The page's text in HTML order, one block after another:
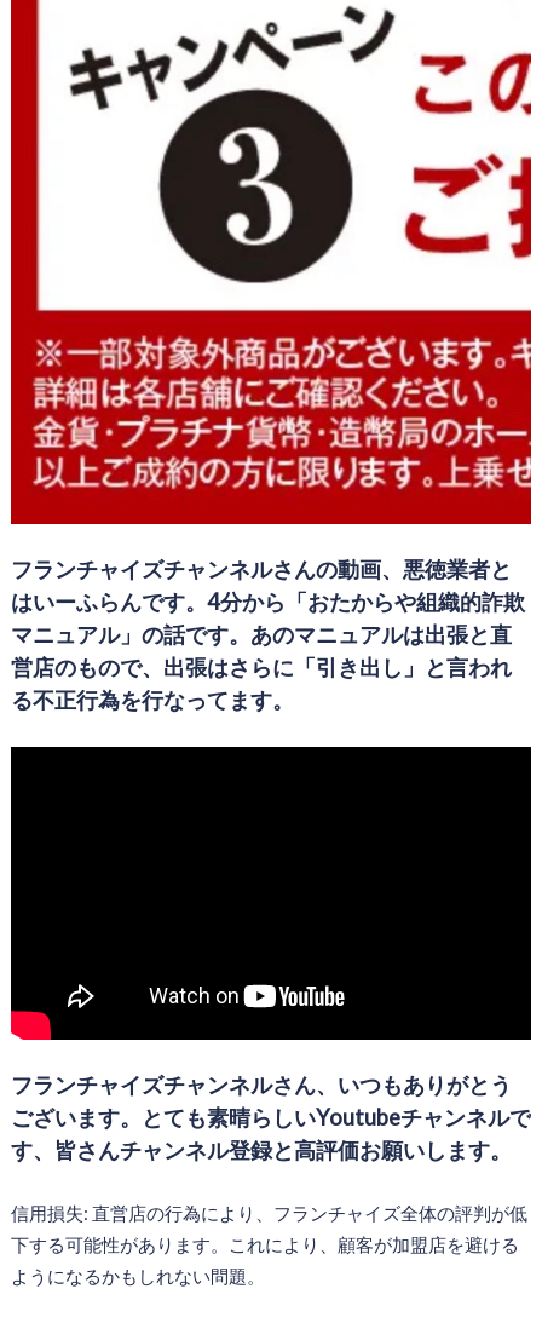
フランチャイズチャンネルさんの動画、悪徳業者と
はいーふらんです。4分から「おたからや組織的詐欺
マニュアル」の話です。あのマニュアルは出張と直
営店のもので、出張はさらに「引き出し」と言われ
る不正行為を行なってます。
フランチャイズチャンネルさん、いつもありがとう
ございます。とても素晴らしいYoutubeチャンネルで
す、皆さんチャンネル登録と高評価お願いします。
信用損失: 直営店の行為により、フランチャイズ全体の評判が低
下する可能性があります。これにより、顧客が加盟店を避ける
ようになるかもしれない問題。